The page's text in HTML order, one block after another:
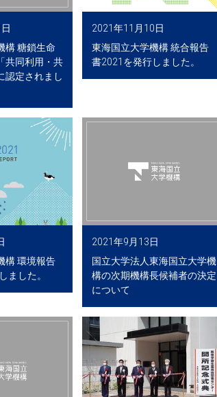
構 糖鎖生命
共同利用・共
認定されまし
2021年11月10日
東海国立大学機構 統合報告
書2021を発行しました。
構 環境報告
ました。
2021年9月13日
国立大学法人東海国立大学機
構の次期機構長候補者の決定
について